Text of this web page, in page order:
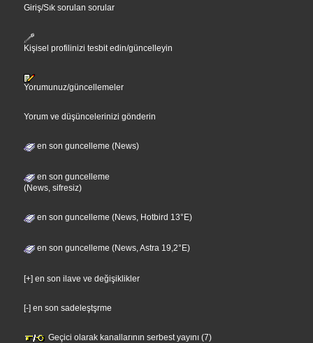
Giriş/Sık sorulan sorular
Kişisel profilinizi tesbit edin/güncelleyin
Yorumunuz/güncellemeler
Yorum ve düşüncelerinizi gönderin
en son guncelleme (News)
en son guncelleme
(News, sifresiz)
en son guncelleme (News, Hotbird 13°E)
en son guncelleme (News, Astra 19,2°E)
[+] en son ilave ve değişiklikler
[-] en son sadeleştşrme
Geçici olarak kanallarının serbest yayını (7)